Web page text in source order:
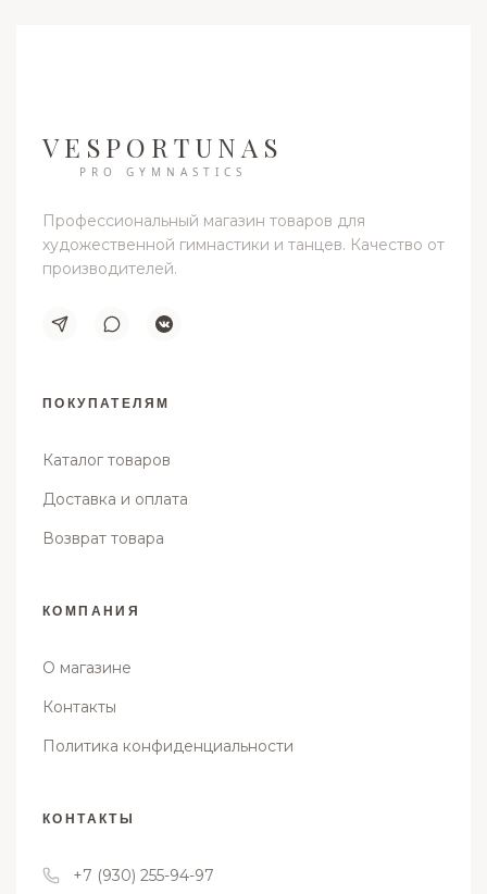
VESPORTUNAS
PRO GYMNASTICS
Профессиональный магазин товаров для
художественной гимнастики и танцев. Качество от
производителей.
ПОКУПАТЕЛЯМ
Каталог товаров
Доставка и оплата
Возврат товара
КОМПАНИЯ
О магазине
Контакты
Политика конфиденциальности
КОНТАКТЫ
+7 (930) 255-94-97